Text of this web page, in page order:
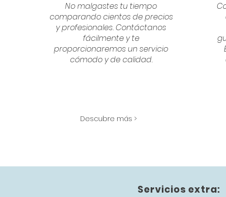
No malgastes tu tiempo
comparando cientos de precios
y profesionales. Contáctanos
fácilmente y te
proporcionaremos un servicio
cómodo y de calidad.
Descubre más >
Servicios extra: